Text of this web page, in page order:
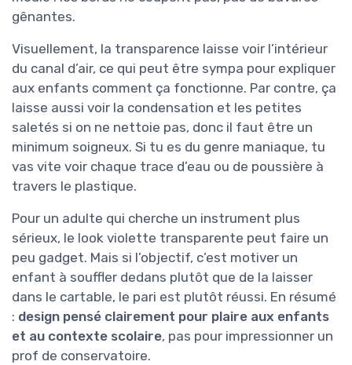
gênantes.
Visuellement, la transparence laisse voir l’intérieur
du canal d’air, ce qui peut être sympa pour expliquer
aux enfants comment ça fonctionne. Par contre, ça
laisse aussi voir la condensation et les petites
saletés si on ne nettoie pas, donc il faut être un
minimum soigneux. Si tu es du genre maniaque, tu
vas vite voir chaque trace d’eau ou de poussière à
travers le plastique.
Pour un adulte qui cherche un instrument plus
sérieux, le look violette transparente peut faire un
peu gadget. Mais si l’objectif, c’est motiver un
enfant à souffler dedans plutôt que de la laisser
dans le cartable, le pari est plutôt réussi. En résumé
: design pensé clairement pour plaire aux enfants
et au contexte scolaire, pas pour impressionner un
prof de conservatoire.